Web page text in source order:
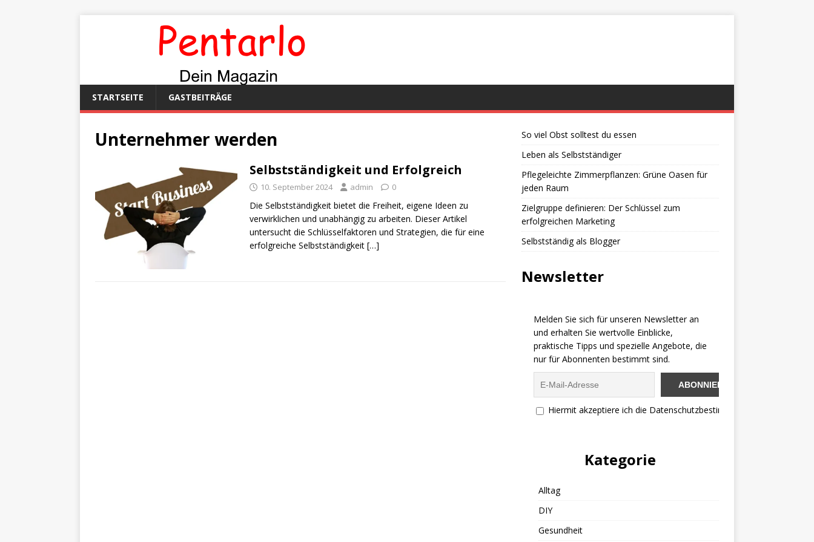
STARTSEITE GASTBEITRÄGE
Unternehmer werden
Selbstständigkeit und Erfolgreich
10. September 2024 admin 0
Die Selbstständigkeit bietet die Freiheit, eigene Ideen zu
verwirklichen und unabhängig zu arbeiten. Dieser Artikel
untersucht die Schlüsselfaktoren und Strategien, die für eine
erfolgreiche Selbstständigkeit […]
So viel Obst solltest du essen
Leben als Selbstständiger
Pflegeleichte Zimmerpflanzen: Grüne Oasen für
jeden Raum
Zielgruppe definieren: Der Schlüssel zum
erfolgreichen Marketing
Selbstständig als Blogger
Newsletter
Melden Sie sich für unseren Newsletter an
und erhalten Sie wertvolle Einblicke,
praktische Tipps und spezielle Angebote, die
nur für Abonnenten bestimmt sind.
Hiermit akzeptiere ich die Datenschutzbestimmungen
Kategorie
Alltag
DIY
Gesundheit